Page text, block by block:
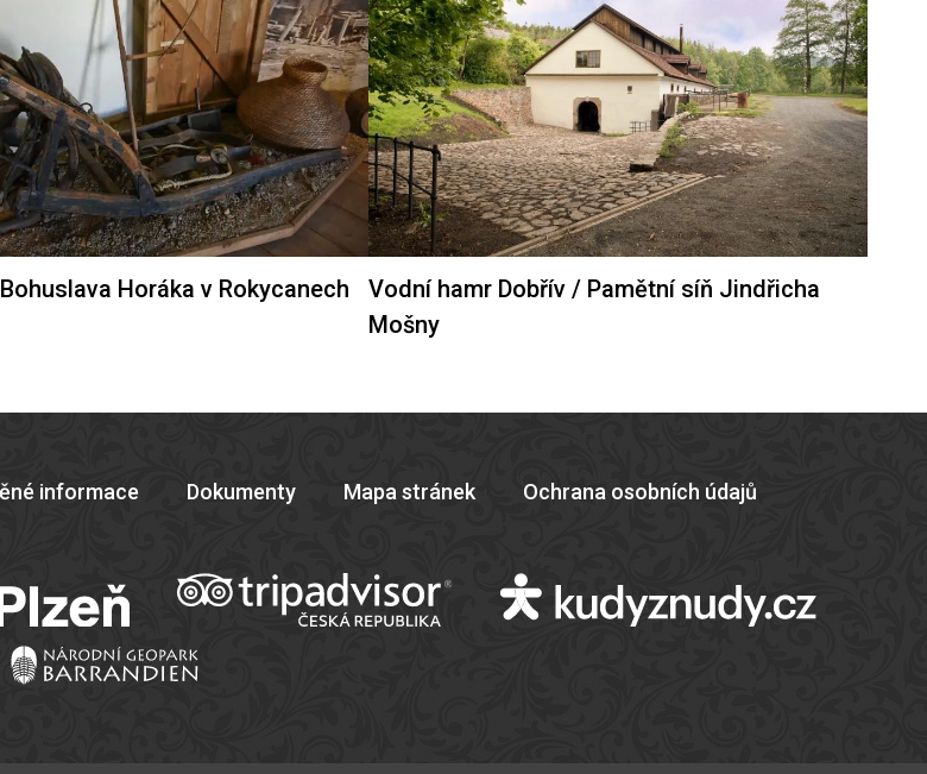
Horáka v Rokycanech
Vodní hamr Dobřív / Pamětní síň Jindřicha
Mošny
informace Dokumenty Mapa stránek Ochrana osobních údajů